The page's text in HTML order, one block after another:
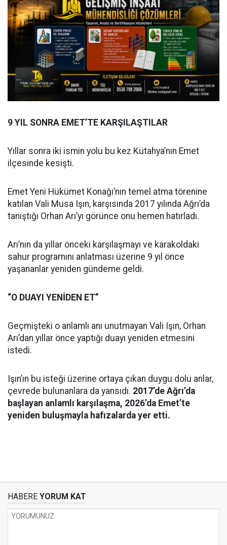
9 YIL SONRA EMET’TE KARŞILAŞTILAR
Yıllar sonra iki ismin yolu bu kez Kütahya’nın Emet
ilçesinde kesişti.
Emet Yeni Hükümet Konağı’nın temel atma törenine
katılan Vali Musa Işın, karşısında 2017 yılında Ağrı’da
tanıştığı Orhan Arı’yı görünce onu hemen hatırladı.
Arı’nın da yıllar önceki karşılaşmayı ve karakoldaki
sahur programını anlatması üzerine 9 yıl önce
yaşananlar yeniden gündeme geldi.
“O DUAYI YENİDEN ET”
Geçmişteki o anlamlı anı unutmayan Vali Işın, Orhan
Arı’dan yıllar önce yaptığı duayı yeniden etmesini
istedi.
Işın’ın bu isteği üzerine ortaya çıkan duygu dolu anlar,
çevrede bulunanlara da yansıdı. 2017’de Ağrı’da
başlayan anlamlı karşılaşma, 2026’da Emet’te
yeniden buluşmayla hafızalarda yer etti.
HABERE YORUM KAT